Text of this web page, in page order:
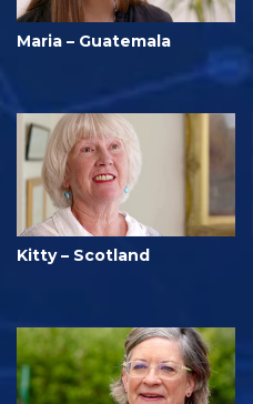
Maria – Guatemala
Kitty – Scotland